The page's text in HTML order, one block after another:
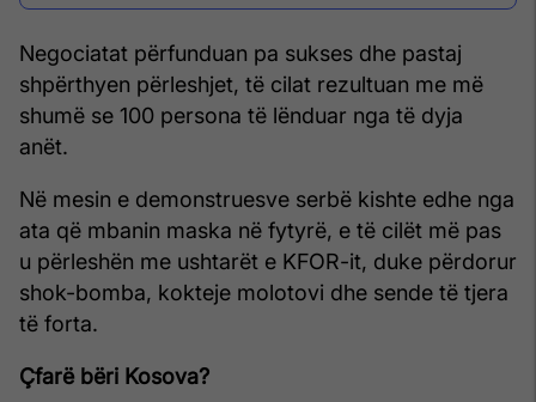
Negociatat përfunduan pa sukses dhe pastaj
shpërthyen përleshjet, të cilat rezultuan me më
shumë se 100 persona të lënduar nga të dyja
anët.
Në mesin e demonstruesve serbë kishte edhe nga
ata që mbanin maska në fytyrë, e të cilët më pas
u përleshën me ushtarët e KFOR-it, duke përdorur
shok-bomba, kokteje molotovi dhe sende të tjera
të forta.
Çfarë bëri Kosova?